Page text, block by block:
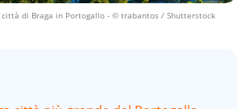
di Braga in Portogallo - © trabantos / Shutterstock